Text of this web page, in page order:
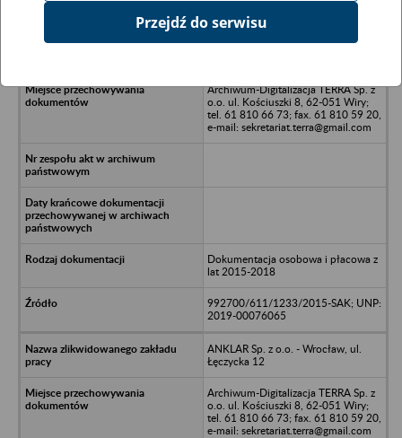
CHEMI- Plon Sp. z o.o. - Giżycko, ul.
Archiwum-Digitalizacja TERRA Sp. z
o.o. ul. Kościuszki 8, 62-051 Wiry;
tel. 61 810 66 73; fax. 61 810 59 20,
e-mail: sekretariat.terra@gmail.com
Dokumentacja osobowa i płacowa z
lat 2015-2018
992700/611/1233/2015-SAK; UNP:
2019-00076065
ANKLAR Sp. z o.o. - Wrocław, ul.
Łęczycka 12
Archiwum-Digitalizacja TERRA Sp. z
o.o. ul. Kościuszki 8, 62-051 Wiry;
tel. 61 810 66 73; fax. 61 810 59 20,
e-mail: sekretariat.terra@gmail.com
Przejdź do serwisu